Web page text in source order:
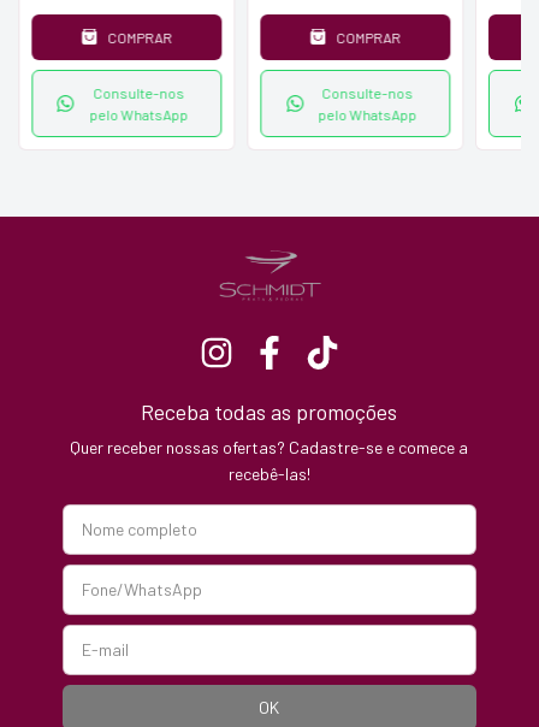
COMPRAR
Consulte-nos
pelo WhatsApp
COMPRAR
Consulte-nos
pelo WhatsApp
Receba todas as promoções
Quer receber nossas ofertas? Cadastre-se e comece a
recebê-las!